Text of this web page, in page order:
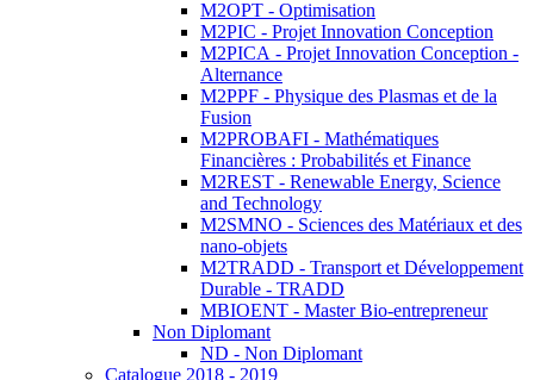
M2OPT - Optimisation
M2PIC - Projet Innovation Conception
M2PICA - Projet Innovation Conception -
Alternance
M2PPF - Physique des Plasmas et de la
Fusion
M2PROBAFI - Mathématiques
Financières : Probabilités et Finance
M2REST - Renewable Energy, Science
and Technology
M2SMNO - Sciences des Matériaux et des
nano-objets
M2TRADD - Transport et Développement
Durable - TRADD
MBIOENT - Master Bio-entrepreneur
Non Diplomant
ND - Non Diplomant
Catalogue 2018 - 2019